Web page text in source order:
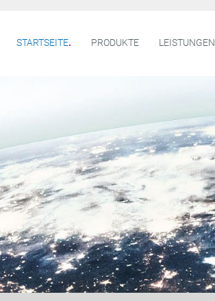
STARTSEITE PRODUKTE LEISTUNGEN